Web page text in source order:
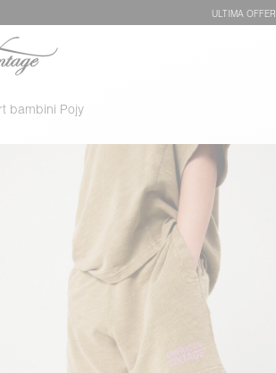
ULTIMA
bambini Pojy